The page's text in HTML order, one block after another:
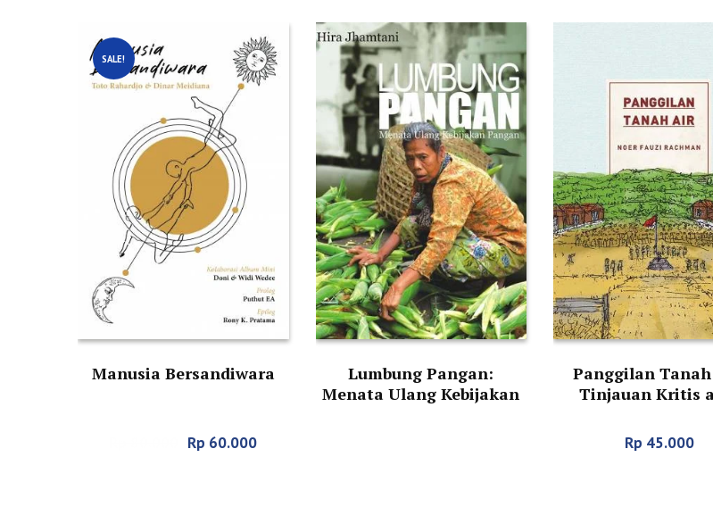
SALE!
Manusia Bersandiwara
Rp 60.000
Lumbung Pangan:
Menata Ulang Kebijakan
Panggilan
Tinjauan Kritis
Indonesia
Rp 45.000